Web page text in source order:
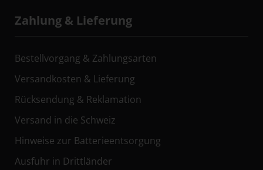
Zahlung & Lieferung
Bestellvorgang & Zahlungsarten
Versandkosten & Lieferung
Rücksendung & Reklamation
Versand in die Schweiz
Hinweise zur Batterieentsorgung
Ausfuhr in Drittländer